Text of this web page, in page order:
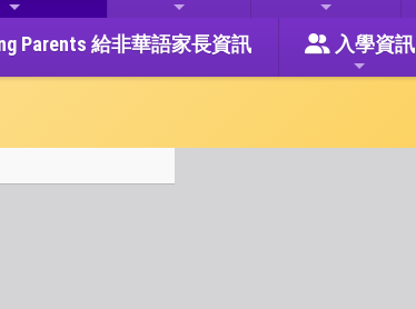
Parents 給非華語家長資訊 入學資訊